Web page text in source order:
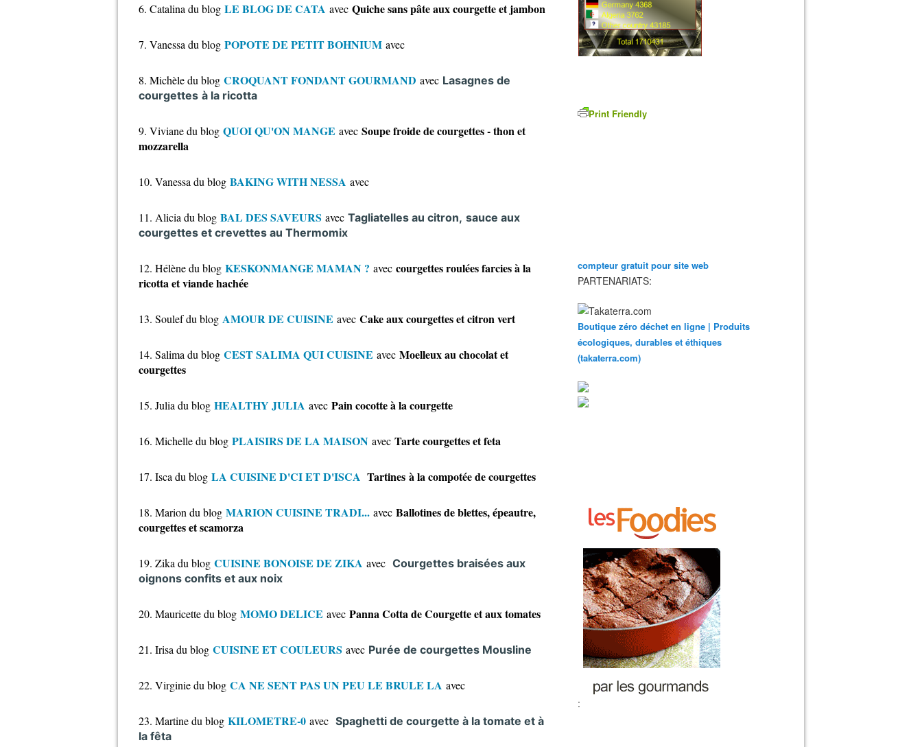
6. Catalina du blog LE BLOG DE CATA avec Quiche sans pâte aux courgette et jambon
7. Vanessa du blog POPOTE DE PETIT BOHNIUM avec
8. Michèle du blog CROQUANT FONDANT GOURMAND avec Lasagnes de
courgettes à la ricotta
9. Viviane du blog QUOI QU'ON MANGE avec Soupe froide de courgettes - thon et
mozzarella
10. Vanessa du blog BAKING WITH NESSA avec
11. Alicia du blog BAL DES SAVEURS avec Tagliatelles au citron, sauce aux
courgettes et crevettes au Thermomix
12. Hélène du blog KESKONMANGE MAMAN ? avec courgettes roulées farcies à la
ricotta et viande hachée
13. Soulef du blog AMOUR DE CUISINE avec Cake aux courgettes et citron vert
14. Salima du blog CEST SALIMA QUI CUISINE avec Moelleux au chocolat et
courgettes
15. Julia du blog HEALTHY JULIA avec Pain cocotte à la courgette
16. Michelle du blog PLAISIRS DE LA MAISON avec Tarte courgettes et feta
17. Isca du blog LA CUISINE D'CI ET D'ISCA Tartines à la compotée de courgettes
18. Marion du blog MARION CUISINE TRADI... avec Ballotines de blettes, épeautre,
courgettes et scamorza
19. Zika du blog CUISINE BONOISE DE ZIKA avec Courgettes braisées aux
oignons confits et aux noix
20. Mauricette du blog MOMO DELICE avec Panna Cotta de Courgette et aux tomates
21. Irisa du blog CUISINE ET COULEURS avec Purée de courgettes Mousline
22. Virginie du blog CA NE SENT PAS UN PEU LE BRULE LA avec
23. Martine du blog KILOMETRE-0 avec Spaghetti de courgette à la tomate et à
la fêta
Print Friendly
compteur gratuit pour site web
PARTENARIATS:
Boutique zéro déchet en ligne | Produits
écologiques, durables et éthiques
(takaterra.com)
: